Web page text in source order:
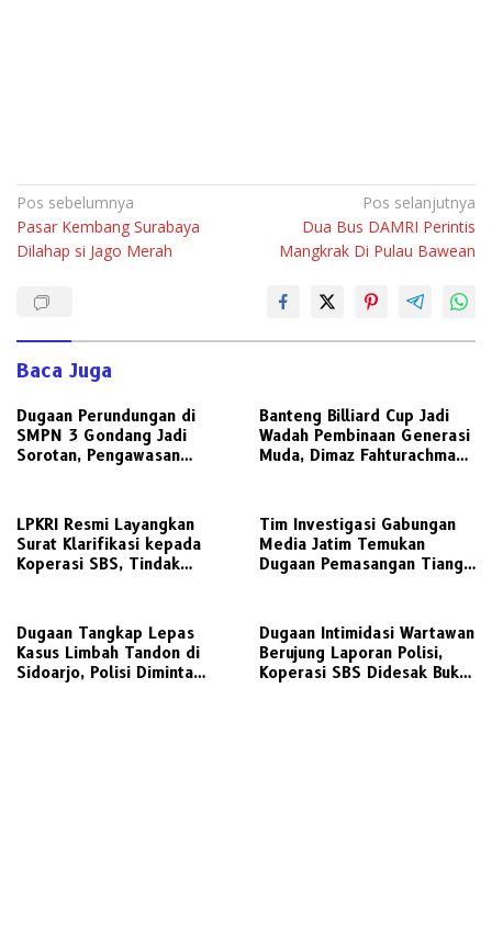
Navigasi
pos
Pos sebelumnya
Pasar Kembang Surabaya
Dilahap si Jago Merah
Pos selanjutnya
Dua Bus DAMRI Perintis
Mangkrak Di Pulau Bawean
Baca Juga
Dugaan Perundungan di
SMPN 3 Gondang Jadi
Sorotan, Pengawasan
Turun Tangan
Banteng Billiard Cup Jadi
Wadah Pembinaan Generasi
Muda, Dimaz Fahturachman
LPKRI Resmi Layangkan
Surat Klarifikasi kepada
Koperasi SBS, Tindak
Dugaan Pelanggaran
Perkoperasian
Tim Investigasi Gabungan
Media Jatim Temukan
Dugaan Pemasangan Tiang
Pasuruan
Dugaan Tangkap Lepas
Kasus Limbah Tandon di
Sidoarjo, Polisi Diminta
Dugaan Intimidasi Wartawan
Berujung Laporan Polisi,
Koperasi SBS Didesak Buka